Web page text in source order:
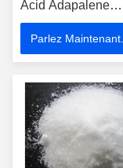
Acid Adapalene
intermédiaires
Parlez